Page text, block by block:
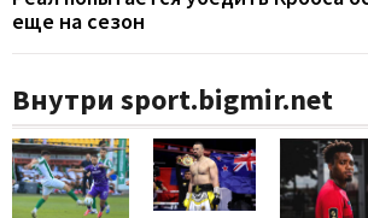
еще на сезон
Внутри sport.bigmir.net